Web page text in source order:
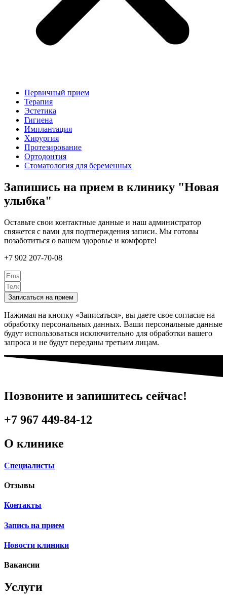
Первичный прием
Терапия
Эстетика
Гигиена
Имплантация
Хирургия
Протезирование
Ортодонтия
Стоматология для беременных
Запишись на прием в клинику "Новая
улыбка"
Оставьте свои контактные данные и наш администратор
свяжется с вами для подтверждения записи. Мы готовы
позаботиться о вашем здоровье и комфорте!
+7 902 207-70-08
Записаться на прием
Нажимая на кнопку «Записаться», вы даете свое согласие на
обработку персональных данных. Ваши персональные данные
будут использоваться исключительно для обработки вашего
запроса и не будут переданы третьим лицам.
Позвоните и запишитесь сейчас!
+7 967 449-84-12
О клинике
Cпециалисты
Отзывы
Контакты
Запись на прием
Новости клиники
Вакансии
Услуги